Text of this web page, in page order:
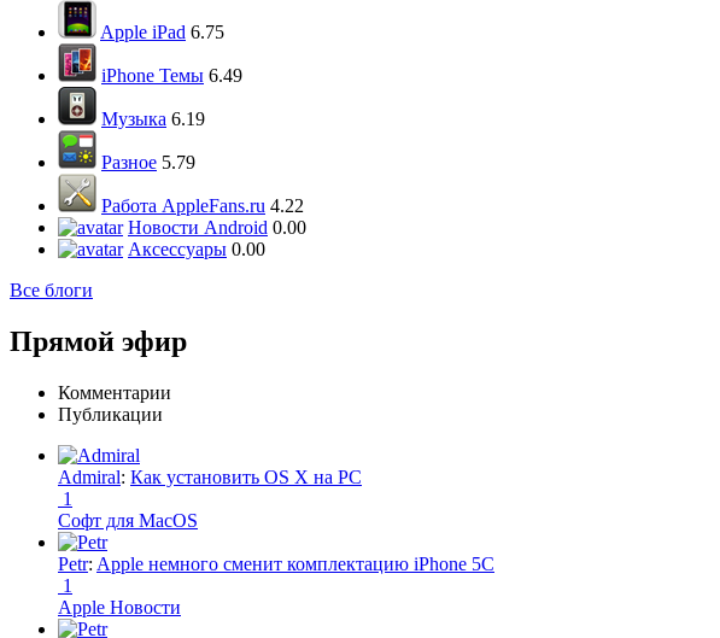
Apple iPad 6.75
iPhone Темы 6.49
Музыка 6.19
Разное 5.79
Работа AppleFans.ru 4.22
Новости Android 0.00
Аксессуары 0.00
Все блоги
Прямой эфир
Комментарии
Публикации
Admiral: Как установить OS X на PC
1
Софт для MacOS
Petr: Apple немного сменит комплектацию iPhone 5C
1
Apple Новости